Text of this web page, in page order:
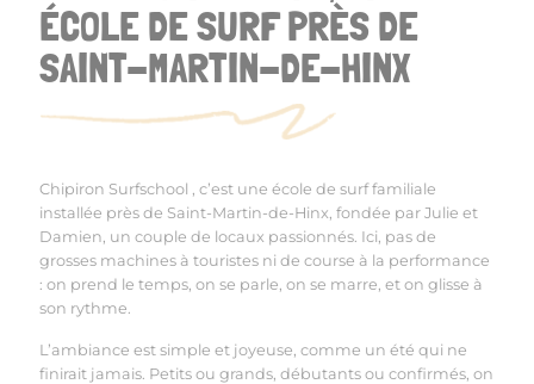
ÉCOLE DE SURF PRÈS DE
SAINT-MARTIN-DE-HINX
Chipiron Surfschool
, c’est une école de surf familiale
installée près de Saint-Martin-de-Hinx, fondée par Julie et
Damien, un couple de locaux passionnés. Ici, pas de
grosses machines à touristes ni de course à la performance
: on prend le temps, on se parle, on se marre, et on glisse à
son rythme.
L’ambiance est simple et joyeuse, comme un été qui ne
finirait jamais. Petits ou grands, débutants ou confirmés, on